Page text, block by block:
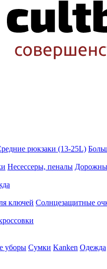
рюкзаки (13-25L)
Несессеры, пеналы
ключей Солнцезащитные
уборы Сумки Kanken Одежда